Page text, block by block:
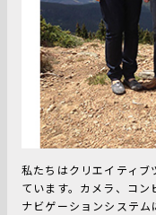
私たちはクリエイティブ
ています。カメラ、コン
ナビゲーションシステ